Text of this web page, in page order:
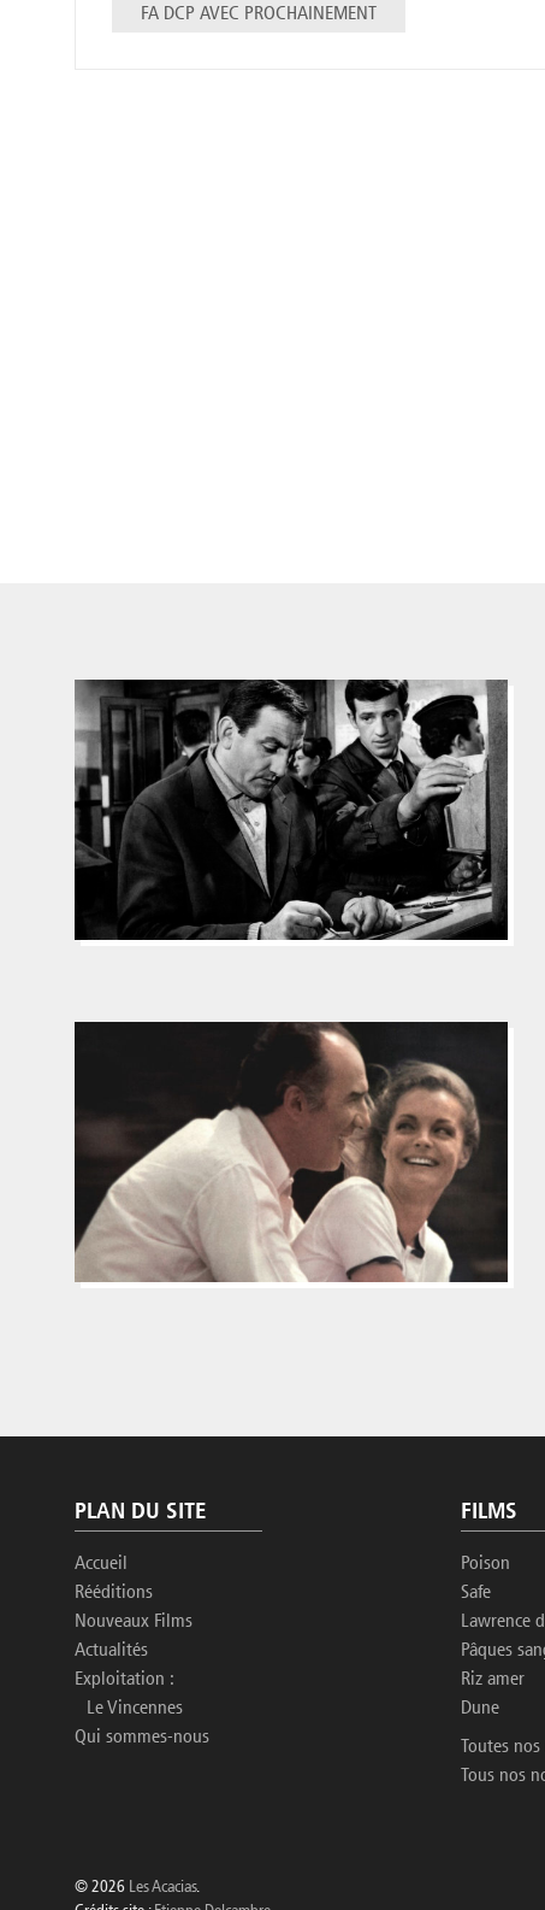
FA DCP AVEC PROCHAINEMENT
PLAN DU SITE
Accueil
Rééditions
Nouveaux Films
Actualités
Exploitation :
Le Vincennes
Qui sommes-nous
FILMS
Poison
Safe
Lawrence
Pâques
Riz amer
Dune
Toutes
Tous nos
© 2026 Les Acacias.